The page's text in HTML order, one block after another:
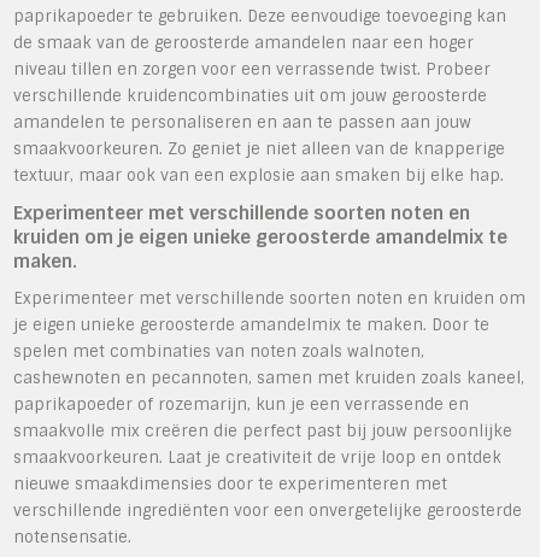
paprikapoeder te gebruiken. Deze eenvoudige toevoeging kan
de smaak van de geroosterde amandelen naar een hoger
niveau tillen en zorgen voor een verrassende twist. Probeer
verschillende kruidencombinaties uit om jouw geroosterde
amandelen te personaliseren en aan te passen aan jouw
smaakvoorkeuren. Zo geniet je niet alleen van de knapperige
textuur, maar ook van een explosie aan smaken bij elke hap.
Experimenteer met verschillende soorten noten en
kruiden om je eigen unieke geroosterde amandelmix te
maken.
Experimenteer met verschillende soorten noten en kruiden om
je eigen unieke geroosterde amandelmix te maken. Door te
spelen met combinaties van noten zoals walnoten,
cashewnoten en pecannoten, samen met kruiden zoals kaneel,
paprikapoeder of rozemarijn, kun je een verrassende en
smaakvolle mix creëren die perfect past bij jouw persoonlijke
smaakvoorkeuren. Laat je creativiteit de vrije loop en ontdek
nieuwe smaakdimensies door te experimenteren met
verschillende ingrediënten voor een onvergetelijke geroosterde
notensensatie.